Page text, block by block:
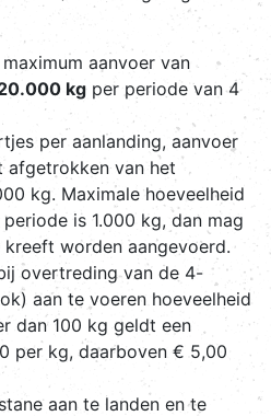
aanvoer van
kg per periode van 4
per aanlanding, aanvoer
van het
kg. Maximale hoeveelheid
is 1.000 kg, dan mag
worden aangevoerd.
overtreding van de 4-
aan te voeren hoeveelheid
dan 100 kg geldt een
per kg, daarboven € 5,00
aan te landen en te